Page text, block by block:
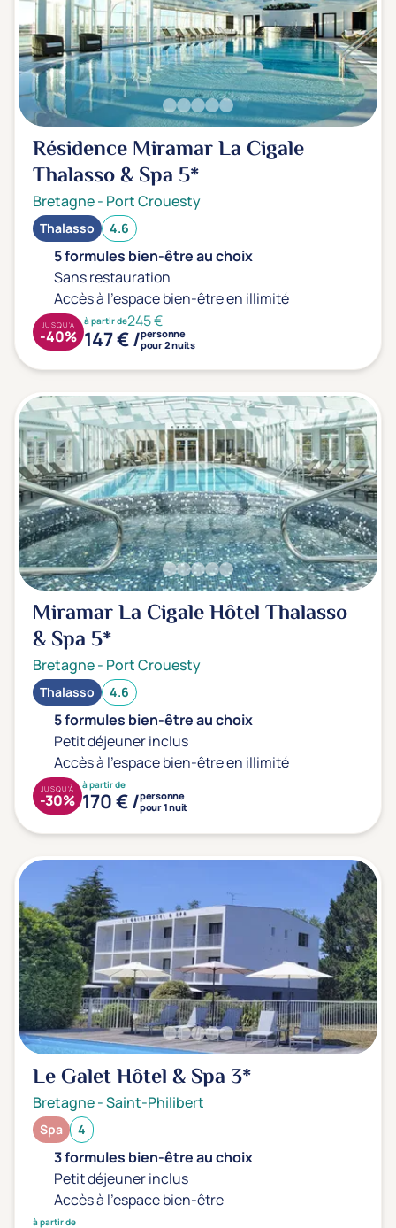
Spécial dos
(0)
Prévention santé
(0)
Sport
(0)
Yoga
(0)
Longévité
(0)
Offres spéciales
Vente Flash & Promo
Offres spéciales Solo
Distance de chez vous
Établissements proches de chez moi
Km
Transports & hébergement
Soins sans hébergement
(0)
Offre séjour + vol inclus
(0)
Résidence Miramar La Cigale
Thalasso & Spa 5*
Bretagne- Port Crouesty
Thalasso 4.6
5 formules bien-être au choix
Sans restauration
Accès à l'espace bien-être en illimité
à partir de245 €
147 € /personne
pour 2 nuits
JUSQU'À
-40%
Miramar La Cigale Hôtel Thalasso
& Spa 5*
Bretagne- Port Crouesty
Thalasso 4.6
5 formules bien-être au choix
Petit déjeuner inclus
Accès à l'espace bien-être en illimité
à partir de
170 € /personne
pour 1 nuit
JUSQU'À
-30%
Le Galet Hôtel & Spa 3*
Bretagne-Saint-Philibert
Spa 4
3 formules bien-être au choix
Petit déjeuner inclus
Accès à l'espace bien-être
à partir de